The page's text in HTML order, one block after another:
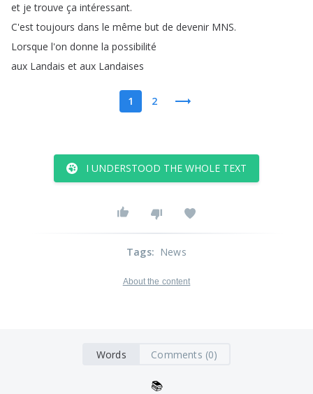
et je trouve ça intéressant.
C'est toujours dans le même but de devenir MNS.
Lorsque l'on donne la possibilité
aux Landais et aux Landaises
1 2
I UNDERSTOOD THE WHOLE TEXT
Tags: News
About the content
Words Comments (0)
📚